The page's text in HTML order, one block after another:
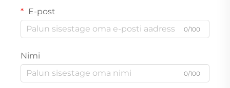
E-post
0/100
Nimi
0/100